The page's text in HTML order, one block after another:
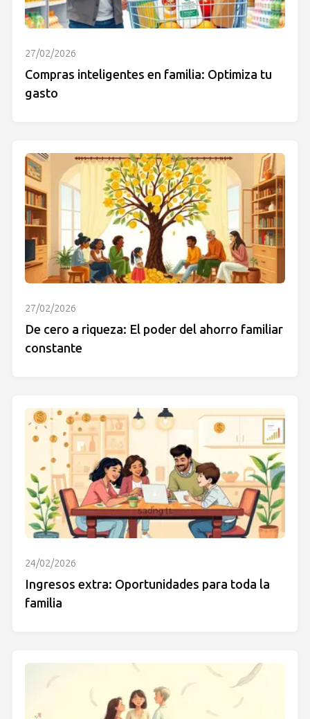
27/02/2026
Compras inteligentes en familia: Optimiza tu
gasto
27/02/2026
De cero a riqueza: El poder del ahorro familiar
constante
24/02/2026
Ingresos extra: Oportunidades para toda la
familia